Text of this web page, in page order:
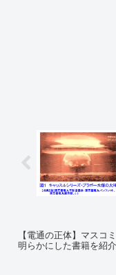
【電通の正体】マスコ
明らかにした書籍を紹介